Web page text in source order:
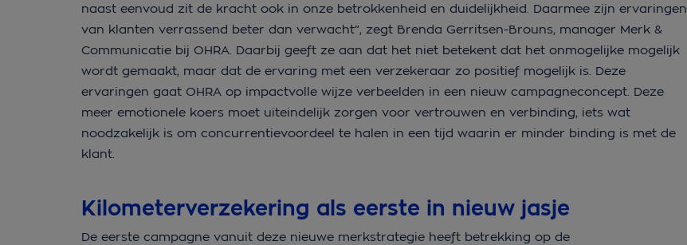
naast eenvoud zit de kracht ook in onze betrokkenheid en duidelijkheid. Daarmee zijn ervaringen
van klanten verrassend beter dan verwacht”, zegt Brenda Gerritsen-Brouns, manager Merk &
Communicatie bij OHRA. Daarbij geeft ze aan dat het niet betekent dat het onmogelijke mogelijk
wordt gemaakt, maar dat de ervaring met een verzekeraar zo positief mogelijk is. Deze
ervaringen gaat OHRA op impactvolle wijze verbeelden in een nieuw campagneconcept. Deze
meer emotionele koers moet uiteindelijk zorgen voor vertrouwen en verbinding, iets wat
noodzakelijk is om concurrentievoordeel te halen in een tijd waarin er minder binding is met de
klant.
Kilometerverzekering als eerste in nieuw jasje
De eerste campagne vanuit deze nieuwe merkstrategie heeft betrekking op de